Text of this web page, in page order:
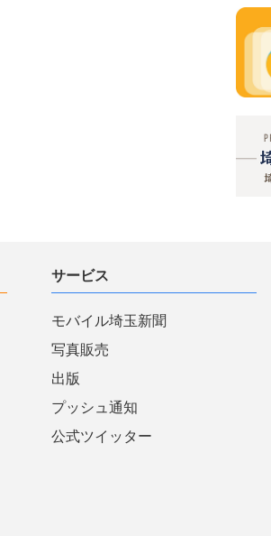
サービス
モバイル埼玉新聞
写真販売
出版
プッシュ通知
公式ツイッター